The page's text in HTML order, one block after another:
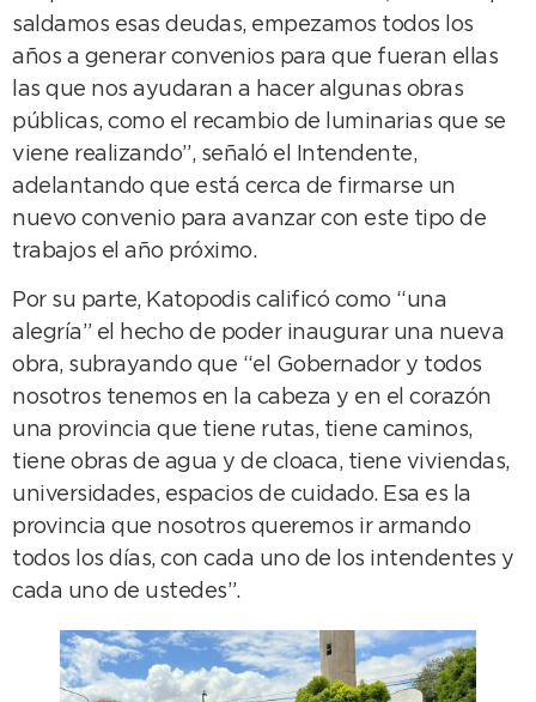
saldamos esas deudas, empezamos todos los
años a generar convenios para que fueran ellas
las que nos ayudaran a hacer algunas obras
públicas, como el recambio de luminarias que se
viene realizando”, señaló el Intendente,
adelantando que está cerca de firmarse un
nuevo convenio para avanzar con este tipo de
trabajos el año próximo.
Por su parte, Katopodis calificó como “una
alegría” el hecho de poder inaugurar una nueva
obra, subrayando que “el Gobernador y todos
nosotros tenemos en la cabeza y en el corazón
una provincia que tiene rutas, tiene caminos,
tiene obras de agua y de cloaca, tiene viviendas,
universidades, espacios de cuidado. Esa es la
provincia que nosotros queremos ir armando
todos los días, con cada uno de los intendentes y
cada uno de ustedes”.